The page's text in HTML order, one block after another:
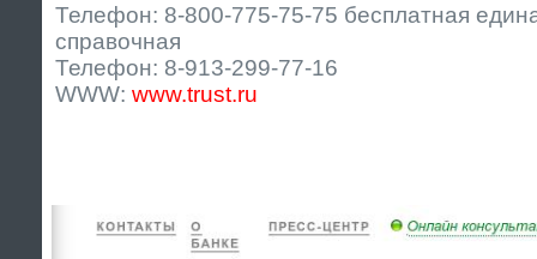
Телефон: 8-800-775-75-75 бесплатная
справочная
Телефон: 8-913-299-77-16
WWW: www.trust.ru